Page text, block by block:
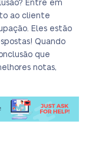
Entre em
ao cliente
Eles estão
Quando
que
notas,